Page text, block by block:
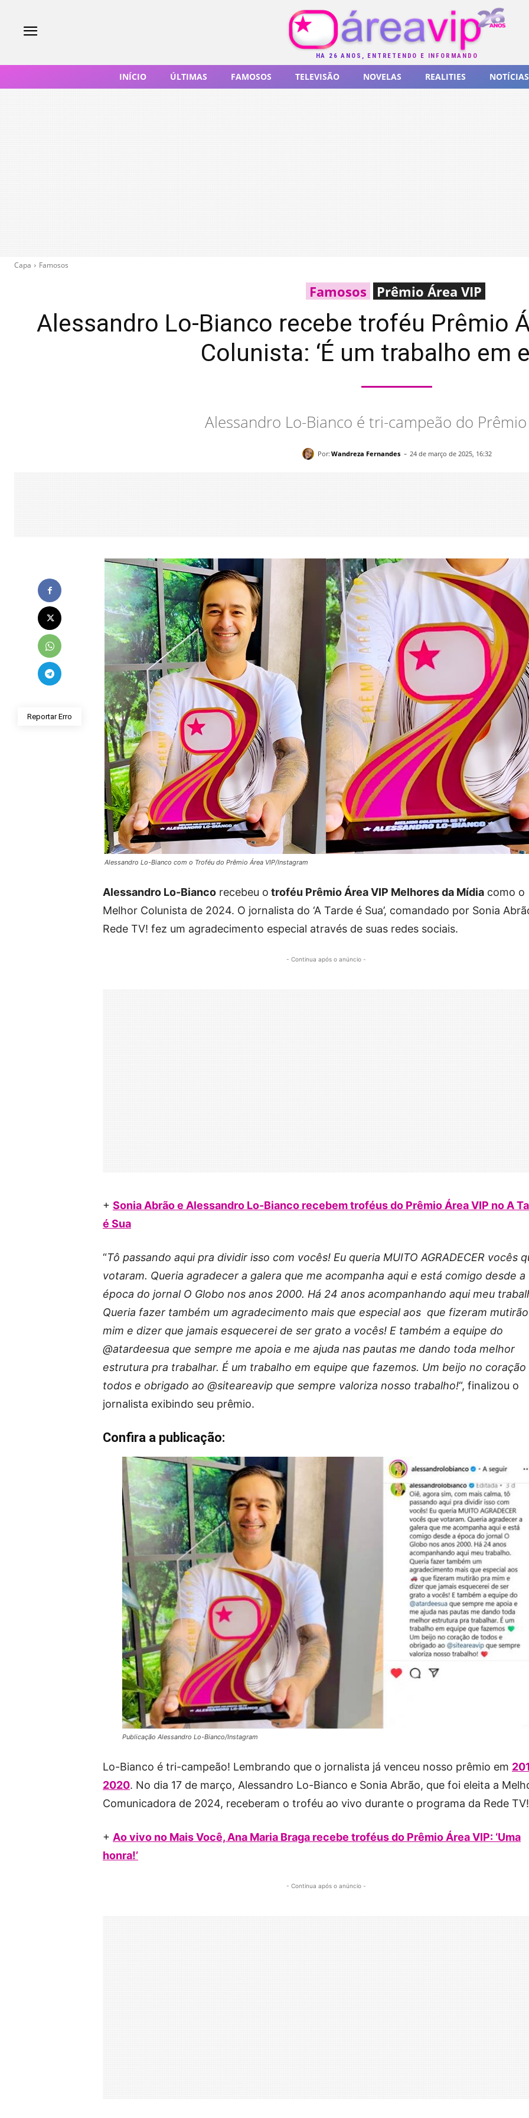
HÁ 26 ANOS, ENTRETENDO E INFORMANDO
INÍCIO ÚLTIMAS FAMOSOS TELEVISÃO NOVELAS REALITIES NOTÍCIAS
Capa Famosos
Famosos Prêmio Área VIP
Alessandro Lo-Bianco recebe troféu Prêmio
Colunista: ‘É um trabalho em
Alessandro Lo-Bianco é tri-campeão do Prêmio
Por: Wandreza Fernandes - 24 de março de 2025, 16:32
Reportar Erro
Alessandro Lo-Bianco com o Troféu do Prêmio Área VIP/Instagram
Alessandro Lo-Bianco recebeu o troféu Prêmio Área VIP Melhores da Mídia como o
Melhor Colunista de 2024. O jornalista do ‘A Tarde é Sua’, comandado por Sonia
Rede TV! fez um agradecimento especial através de suas redes sociais.
- Continua após o anúncio -
+ Sonia Abrão e Alessandro Lo-Bianco recebem troféus do Prêmio Área VIP no A
é Sua
“Tô passando aqui pra dividir isso com vocês! Eu queria MUITO AGRADECER vocês
votaram. Queria agradecer a galera que me acompanha aqui e está comigo desde a
época do jornal O Globo nos anos 2000. Há 24 anos acompanhando aqui meu
Queria fazer também um agradecimento mais que especial aos que fizeram
mim e dizer que jamais esquecerei de ser grato a vocês! E também a equipe do
@atardeesua que sempre me apoia e me ajuda nas pautas me dando toda melhor
estrutura pra trabalhar. É um trabalho em equipe que fazemos. Um beijo no coração
todos e obrigado ao @siteareavip que sempre valoriza nosso trabalho!“, finalizou o
jornalista exibindo seu prêmio.
Confira a publicação:
Publicação Alessandro Lo-Bianco/Instagram
Lo-Bianco é tri-campeão! Lembrando que o jornalista já venceu nosso prêmio em
2020. No dia 17 de março, Alessandro Lo-Bianco e Sonia Abrão, que foi eleita a
Comunicadora de 2024, receberam o troféu ao vivo durante o programa da Rede TV!
+ Ao vivo no Mais Você, Ana Maria Braga recebe troféus do Prêmio Área VIP: ‘Uma
honra!’
- Continua após o anúncio -